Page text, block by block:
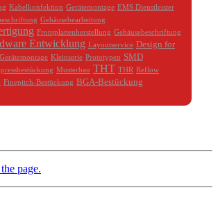
Kabelkonfektion Gerätemontage EMS Dienstleister
Gehäusebearbeitung
Frontplattenherstellung Gehäusebeschriftung
Entwicklung Layoutservice Design for
Gerätemontage Kleinserie Prototypen SMD
Musterbau THT THR Reflow
Finepitch-Bestückung BGA-Bestückung
page.